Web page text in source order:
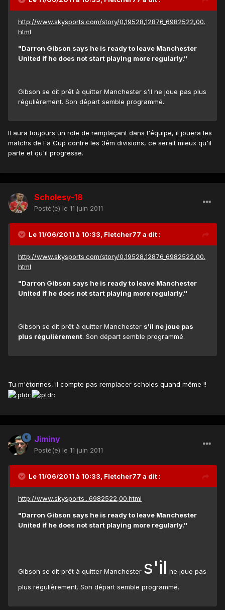
http://www.skysports.com/story/0,19528,12876_6982522,00.
html
"Darron Gibson says he is ready to leave Manchester
United if he does not start playing more regularly."
Gibson se dit prêt à quitter Manchester s'il ne joue pas plus
régulièrement. Son départ semble programmé.
Il aura toujours un role de remplaçant dans l'équipe, il jouera les
matchs de Fa Cup contre les 3ém divisions, ce serait mieux qu'il
parte et qu'il progresse.
Scholesy-18
Posté(e) le 11 juin 2011
Le 11/06/2011 à 10:33, Fletcher77 a dit :
http://www.skysports.com/story/0,19528,12876_6982522,00.
html
"Darron Gibson says he is ready to leave Manchester
United if he does not start playing more regularly."
Gibson se dit prêt à quitter Manchester s'il ne joue pas
plus régulièrement. Son départ semble programmé.
Tu m'étonnes, il compte pas remplacer scholes quand même !!
Jiminy
Posté(e) le 11 juin 2011
Le 11/06/2011 à 10:33, Fletcher77 a dit :
http://www.skysports...6982522,00.html
"Darron Gibson says he is ready to leave Manchester
United if he does not start playing more regularly."
Gibson se dit prêt à quitter Manchester s'il ne joue pas
plus régulièrement. Son départ semble programmé.